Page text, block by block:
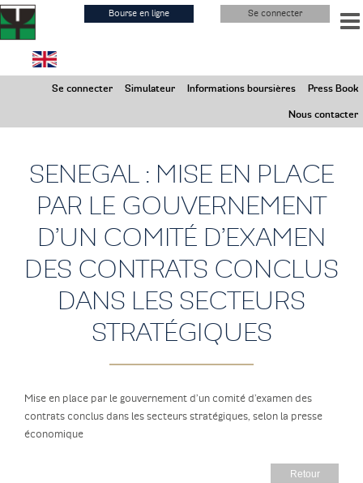
Aller
au
contenu
principal
Bourse en ligne Se connecter
Se connecter Simulateur Informations boursières Press Book
Nous contacter
Samedi 8 Août 2026
SENEGAL : MISE EN PLACE
PAR LE GOUVERNEMENT
D’UN COMITÉ D’EXAMEN
DES CONTRATS CONCLUS
DANS LES SECTEURS
STRATÉGIQUES
Mise en place par le gouvernement d’un comité d’examen des
contrats conclus dans les secteurs stratégiques, selon la presse
économique
Retour